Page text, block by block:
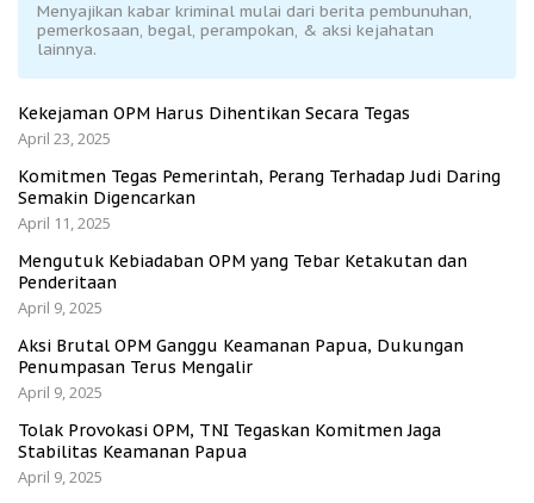
Menyajikan kabar kriminal mulai dari berita pembunuhan,
pemerkosaan, begal, perampokan, & aksi kejahatan
lainnya.
Kekejaman OPM Harus Dihentikan Secara Tegas
April 23, 2025
Komitmen Tegas Pemerintah, Perang Terhadap Judi Daring
Semakin Digencarkan
April 11, 2025
Mengutuk Kebiadaban OPM yang Tebar Ketakutan dan
Penderitaan
April 9, 2025
Aksi Brutal OPM Ganggu Keamanan Papua, Dukungan
Penumpasan Terus Mengalir
April 9, 2025
Tolak Provokasi OPM, TNI Tegaskan Komitmen Jaga
Stabilitas Keamanan Papua
April 9, 2025